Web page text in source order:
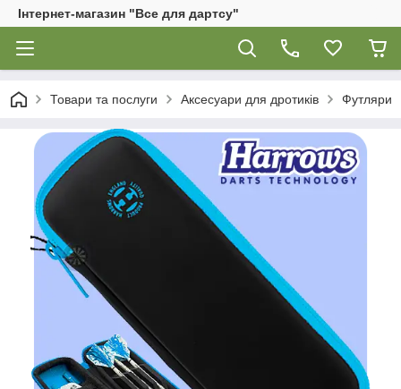
Інтернет-магазин "Все для дартсу"
Товари та послуги Аксесуари для дротиків Футляри